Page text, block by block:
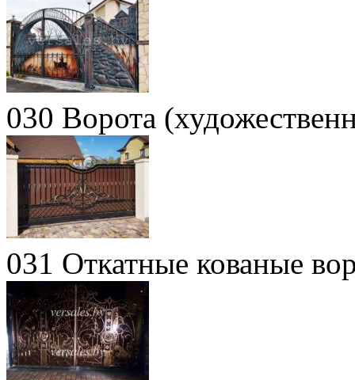
030 Ворота
031 Откатные кованые